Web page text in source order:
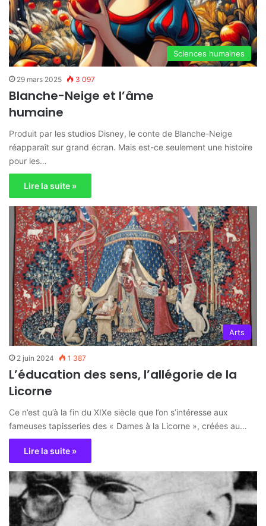
Sciences humaines
29 mars 2025 3 097
Blanche-Neige et l’âme
humaine
Produit par les studios Disney, le conte de Blanche-Neige
réapparaît sur grand écran. Mais est-ce seulement une histoire
pour les…
Lire la suite »
Arts
2 juin 2024 1 387
L’éducation des sens, l’allégorie de la
Licorne
Ce n’est qu’à la fin du XIXe siècle que l’on s’intéresse aux
fameuses tapisseries des « Dames à la Licorne », créées au…
Lire la suite »